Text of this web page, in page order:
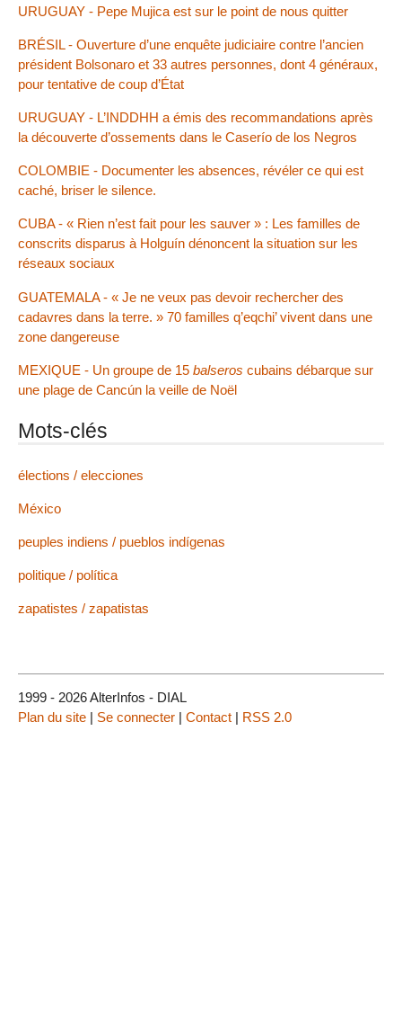
URUGUAY - Pepe Mujica est sur le point de nous quitter
BRÉSIL - Ouverture d’une enquête judiciaire contre l’ancien
président Bolsonaro et 33 autres personnes, dont 4 généraux,
pour tentative de coup d’État
URUGUAY - L’INDDHH a émis des recommandations après
la découverte d’ossements dans le Caserío de los Negros
COLOMBIE - Documenter les absences, révéler ce qui est
caché, briser le silence.
CUBA - « Rien n’est fait pour les sauver » : Les familles de
conscrits disparus à Holguín dénoncent la situation sur les
réseaux sociaux
GUATEMALA - « Je ne veux pas devoir rechercher des
cadavres dans la terre. » 70 familles q’eqchi’ vivent dans une
zone dangereuse
MEXIQUE - Un groupe de 15 balseros cubains débarque sur
une plage de Cancún la veille de Noël
Mots-clés
élections / elecciones
México
peuples indiens / pueblos indígenas
politique / política
zapatistes / zapatistas
1999 - 2026 AlterInfos - DIAL
Plan du site | Se connecter | Contact | RSS 2.0